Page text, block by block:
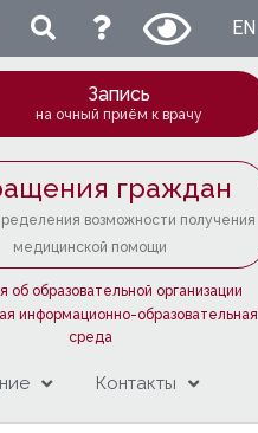
EN
Запись
на очный приём к врачу
граждан
возможности получения
медицинской помощи
об образовательной организации
информационно-образовательная
среда
Контакты